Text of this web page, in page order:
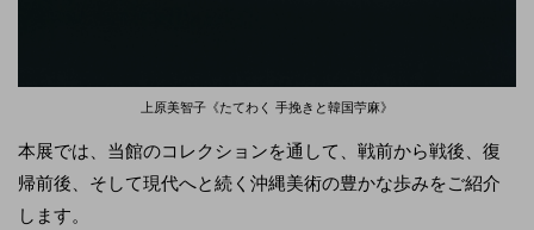
上原美智子《たてわく 手挽きと韓国苧麻》
本展では、当館のコレクションを通して、戦前から戦後、復
帰前後、そして現代へと続く沖縄美術の豊かな歩みをご紹介
します。